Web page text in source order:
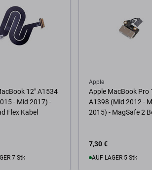
12" A1534
- Mid 2017) -
Flex Kabel
7 Stk
Apple
Apple MacBook Pro
A1398 (Mid 2012 -
2015) - MagSafe 2
7,30 €
AUF LAGER 5 Stk